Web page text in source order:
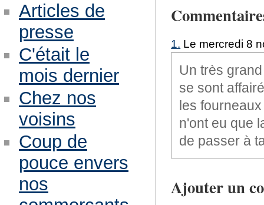
1. Le mercredi 8
Un très
se sont
les
n'ont eu que
de passer à
Ajouter un
Articles de
presse
C'était le
mois dernier
Chez nos
voisins
Coup de
pouce envers
nos